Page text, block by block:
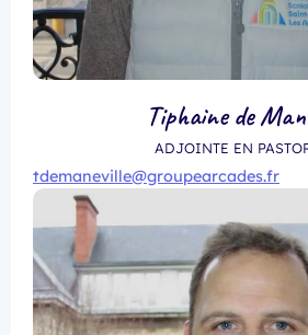
Tiphaine de
ADJOINTE EN
tdemaneville@groupearcades.fr